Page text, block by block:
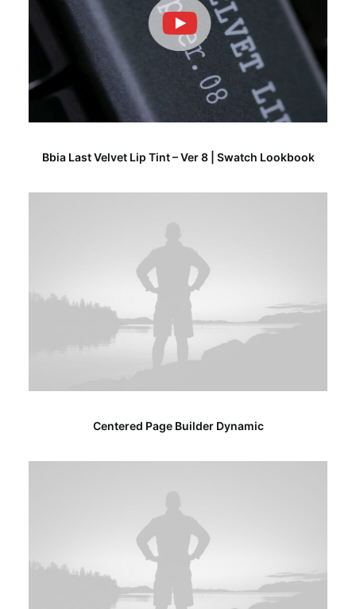
Bbia Last Velvet Lip Tint – Ver 8 | Swatch Lookbook
Centered Page Builder Dynamic